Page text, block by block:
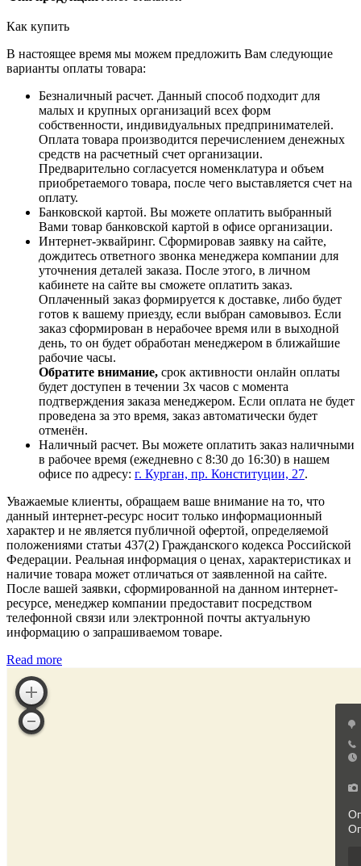
Как купить
В настоящее время мы можем предложить Вам следующие
варианты оплаты товара:
Безналичный расчет. Данный способ подходит для
малых и крупных организаций всех форм
собственности, индивидуальных предпринимателей.
Оплата товара производится перечислением денежных
средств на расчетный счет организации.
Предварительно согласуется номенклатура и объем
приобретаемого товара, после чего выставляется счет на
оплату.
Банковской картой. Вы можете оплатить выбранный
Вами товар банковской картой в офисе организации.
Интернет-эквайринг. Сформировав заявку на сайте,
дождитесь ответного звонка менеджера компании для
уточнения деталей заказа. После этого, в личном
кабинете на сайте вы сможете оплатить заказ.
Оплаченный заказ формируется к доставке, либо будет
готов к вашему приезду, если выбран самовывоз. Если
заказ сформирован в нерабочее время или в выходной
день, то он будет обработан менеджером в ближайшие
рабочие часы.
Обратите внимание, срок активности онлайн оплаты
будет доступен в течении 3х часов с момента
подтверждения заказа менеджером. Если оплата не будет
проведена за это время, заказ автоматически будет
отменён.
Наличный расчет. Вы можете оплатить заказ наличными
в рабочее время (ежедневно с 8:30 до 16:30) в нашем
офисе по адресу: г. Курган, пр. Конституции, 27.
Уважаемые клиенты, обращаем ваше внимание на то, что
данный интернет-ресурс носит только информационный
характер и не является публичной офертой, определяемой
положениями статьи 437(2) Гражданского кодекса Российской
Федерации. Реальная информация о ценах, характеристиках и
наличие товара может отличаться от заявленной на сайте.
После вашей заявки, сформированной на данном интернет-
ресурсе, менеджер компании предоставит посредством
телефонной связи или электронной почты актуальную
информацию о запрашиваемом товаре.
Read more